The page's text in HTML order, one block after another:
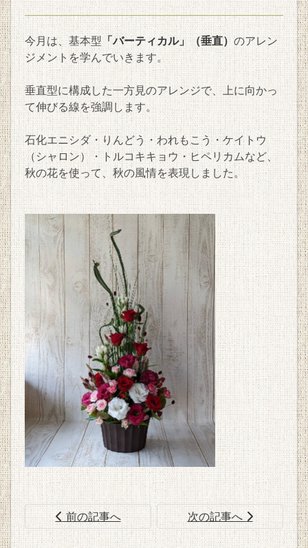
今月は、基本型 「バーティカル」（垂直）のアレン
ジメントを学んでいきます。
垂直型に構成した一方見のアレンジで、上に向かっ
て伸びる線を強調します。
石化エニシダ・りんどう・われもこう・ケイトウ
（シャロン）・トルコキキョウ・ヒペリカムなど、
秋の花を使って、秋の風情を表現しました。
前の記事へ 次の記事へ